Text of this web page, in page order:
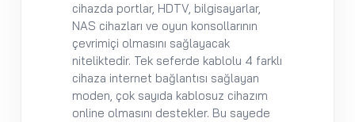
cihazda portlar, HDTV, bilgisayarlar,
NAS cihazları ve oyun konsollarının
çevrimiçi olmasını sağlayacak
niteliktedir. Tek seferde kablolu 4 farklı
cihaza internet bağlantısı sağlayan
moden, çok sayıda kablosuz cihazım
online olmasını destekler. Bu sayede